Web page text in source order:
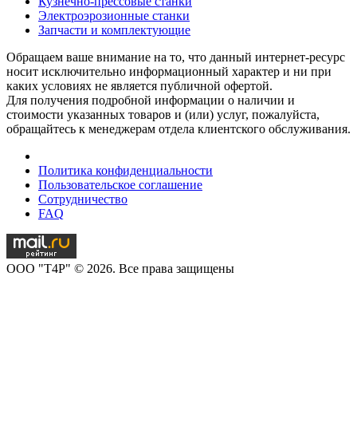
Электроэрозионные станки
Запчасти и комплектующие
Обращаем ваше внимание на то, что данный интернет-ресурс
носит исключительно информационный характер и ни при
каких условиях не является публичной офертой.
Для получения подробной информации о наличии и
стоимости указанных товаров и (или) услуг, пожалуйста,
обращайтесь к менеджерам отдела клиентского обслуживания.
Политика конфиденциальности
Пользовательское соглашение
Сотрудничество
FAQ
OOO "T4P" © 2026. Все права защищены